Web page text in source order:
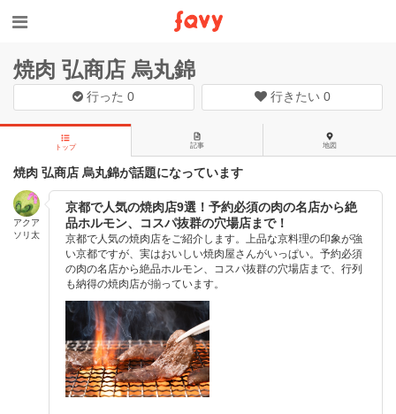
焼肉 弘商店 烏丸錦
行った0 行きたい 0
トップ 記事 地図
焼肉 弘商店 烏丸錦が話題になっています
アクア
ソリ太
京都で人気の焼肉店9選！予約必須の肉の名店から絶
品ホルモン、コスパ抜群の穴場店まで！
京都で人気の焼肉店をご紹介します。上品な京料理の印象が強
い京都ですが、実はおいしい焼肉屋さんがいっぱい。予約必須
の肉の名店から絶品ホルモン、コスパ抜群の穴場店まで、行列
も納得の焼肉店が揃っています。